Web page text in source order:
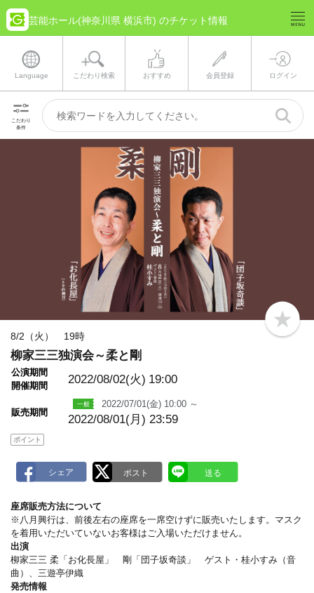
芸能ホール(神奈川県 横浜市) のチケット情報
Language こだわり検索 おすすめ 会員登録 ログイン
こだわり
条件
b
o
8/2（火） 19時
柳家三三独演会～柔と剛
公演期間
開催期間
2022/08/02(火) 19:00
販売期間
2022/07/01(金) 10:00 ～
2022/08/01(月) 23:59
ポイント
座席販売方法について
※八月興行は、前後左右の座席を一席空けずに販売いたします。マスク
を着用いただいていないお客様はご入場いただけません。
出演
柳家三三 柔「お化長屋」 剛「団子坂奇談」 ゲスト・桂小すみ（音
曲）、三遊亭伊織
発売情報